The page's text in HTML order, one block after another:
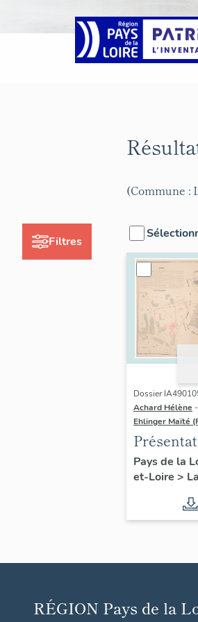
Filtres
(Commune :
Dossier
Achard Hélène -
Ehlinger Maïté
Pays de la
et-Loire >
RÉGION Pays de la